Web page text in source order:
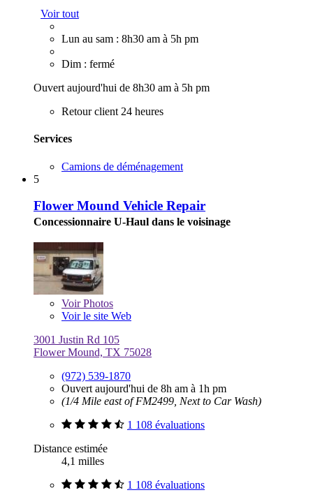
Voir tout
Lun au sam : 8h30 am à 5h pm
Dim : fermé
Ouvert aujourd'hui de 8h30 am à 5h pm
Retour client 24 heures
Services
Camions de déménagement
5
Flower Mound Vehicle Repair
Concessionnaire U-Haul dans le voisinage
VoirPhotos
Voir le site Web
3001 Justin Rd 105
Flower Mound, TX 75028
(972) 539-1870
Ouvert aujourd'hui de 8h am à 1h pm
(1/4 Mile east of FM2499, Next to Car Wash)
1 108 évaluations
Distance estimée
4,1 milles
1 108 évaluations